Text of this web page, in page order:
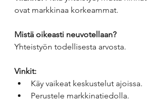
ovat markkinaa korkeammat.
Mistä oikeasti neuvotellaan?
Yhteistyön todellisesta arvosta.
Vinkit:
Käy vaikeat keskustelut ajoissa.
Perustele markkinatiedolla.